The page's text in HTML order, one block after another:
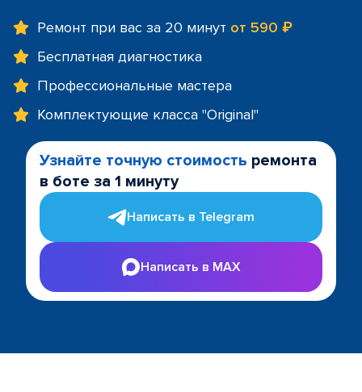
Ремонт при вас за 20 минут от 590 ₽
Бесплатная диагностика
Профессиональные мастера
Комплектующие класса "Original"
Узнайте точную стоимость ремонта
в боте за 1 минуту
Написать в Telegram
Написать в MAX